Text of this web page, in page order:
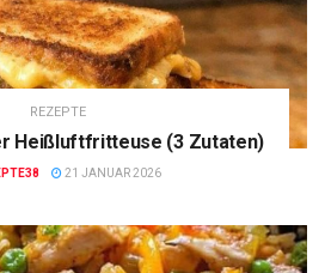
REZEPTE
Heißluftfritteuse (3 Zutaten)
21 JANUAR 2026